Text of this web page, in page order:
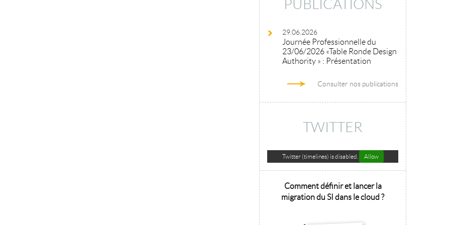
PUBLICATIONS
29.06.2026
Journée Professionnelle du
23/06/2026 «Table Ronde Design
Authority » : Présentation
Consulter nos publications
TWITTER
Twitter (timelines) is disabled. Allow
Comment définir et lancer la
migration du SI dans le cloud ?
Architecture